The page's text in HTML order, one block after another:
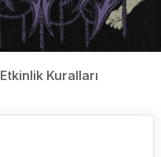
Etkinlik Kuralları